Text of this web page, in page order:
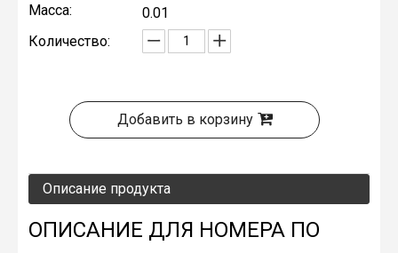
Масса:
0.01
Количество:
Добавить в корзину
Описание продукта
ОПИСАНИЕ ДЛЯ НОМЕРА ПО